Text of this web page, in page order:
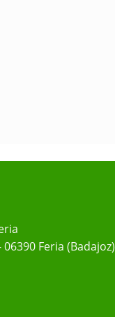
06390 Feria (Badajoz)